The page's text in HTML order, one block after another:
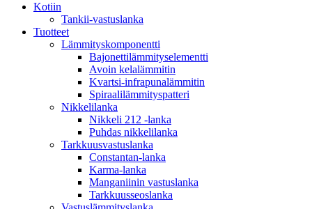
Kotiin
Tankii-vastuslanka
Tuotteet
Lämmityskomponentti
Bajonettilämmityselementti
Avoin kelalämmitin
Kvartsi-infrapunalämmitin
Spiraalilämmityspatteri
Nikkelilanka
Nikkeli 212 -lanka
Puhdas nikkelilanka
Tarkkuusvastuslanka
Constantan-lanka
Karma-lanka
Manganiinin vastuslanka
Tarkkuusseoslanka